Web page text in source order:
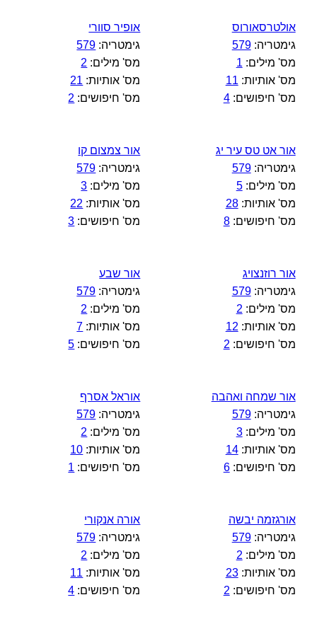
אולטרסאורוס
גימטריה:579
מס' מילים: 1
מס' אותיות: 11
מס' חיפושים:4
אופיר סוורי
גימטריה: 579
מס' מילים: 2
מס' אותיות: 21
מס' חיפושים: 2
אור אט טס עיר יג
גימטריה:579
מס' מילים:5
מס' אותיות:28
מס' חיפושים:8
אור צמצום קו
גימטריה: 579
מס' מילים: 3
מס' אותיות: 22
מס' חיפושים: 3
אור רוזנצויג
גימטריה:579
מס' מילים: 2
מס' אותיות: 12
מס' חיפושים: 2
אור שבע
גימטריה: 579
מס' מילים: 2
מס' אותיות: 7
מס' חיפושים: 5
אור שמחה ואהבה
גימטריה:579
מס' מילים:3
מס' אותיות:14
מס' חיפושים:6
אוראל אסרף
גימטריה: 579
מס' מילים: 2
מס' אותיות: 10
מס' חיפושים: 1
אורגזמה יבשה
גימטריה:579
מס' מילים: 2
מס' אותיות:23
מס' חיפושים: 2
אורה אנקורי
גימטריה: 579
מס' מילים: 2
מס' אותיות: 11
מס' חיפושים: 4